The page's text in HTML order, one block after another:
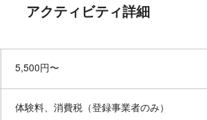
アクティビティ詳細
5,500円〜
体験料、消費税（登録事業者のみ）